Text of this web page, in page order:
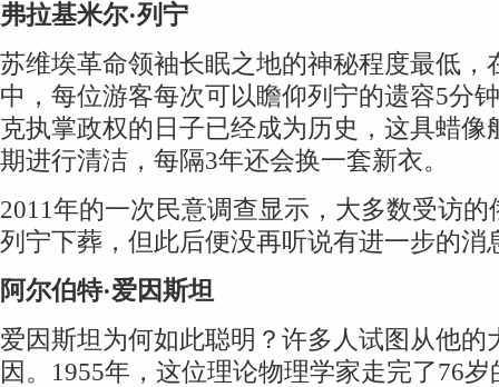
弗拉基米尔·列宁
苏维埃革命领袖长眠之地的神秘程度最低，
中，每位游客每次可以瞻仰列宁的遗容5分
克执掌政权的日子已经成为历史，这具蜡像
期进行清洁，每隔3年还会换一套新衣。
2011年的一次民意调查显示，大多数受访
列宁下葬，但此后便没再听说有进一步的消
阿尔伯特·爱因斯坦
爱因斯坦为何如此聪明？许多人试图从他的
因。1955年，这位理论物理学家走完了76